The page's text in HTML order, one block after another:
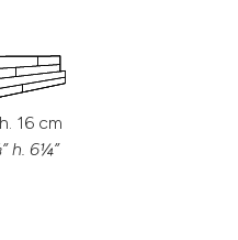
16 cm
h. 6¼”